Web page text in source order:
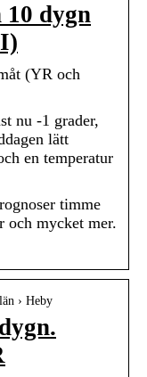
10 dygn
(YR och
nu -1 grader,
lätt
en temperatur
timme
och mycket mer.
› Heby